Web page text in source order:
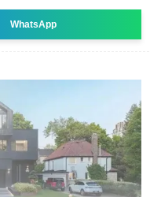
WhatsApp